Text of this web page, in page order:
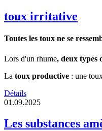
toux irritative
Toutes les toux ne se
Lors d'un rhume, deux types
La toux productive : une
Détails
01.09.2025
Les substances